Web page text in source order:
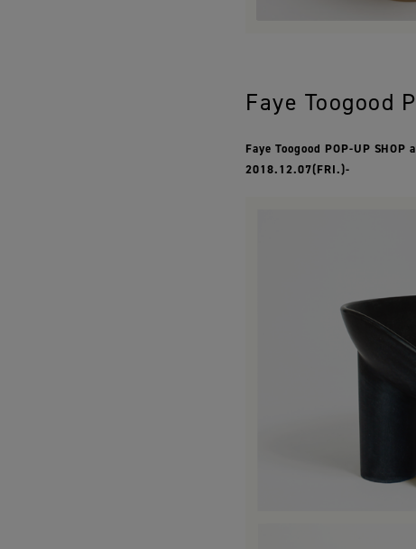
Faye Toogood
Faye Toogood POP-UP SHOP
2018.12.07(FRI.)-